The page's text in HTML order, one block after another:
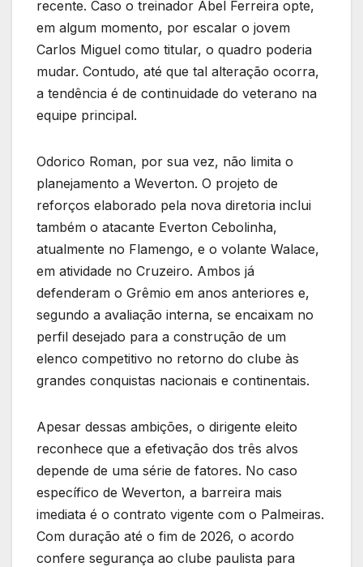
recente. Caso o treinador Abel Ferreira opte,
em algum momento, por escalar o jovem
Carlos Miguel como titular, o quadro poderia
mudar. Contudo, até que tal alteração ocorra,
a tendência é de continuidade do veterano na
equipe principal.
Odorico Roman, por sua vez, não limita o
planejamento a Weverton. O projeto de
reforços elaborado pela nova diretoria inclui
também o atacante Everton Cebolinha,
atualmente no Flamengo, e o volante Walace,
em atividade no Cruzeiro. Ambos já
defenderam o Grêmio em anos anteriores e,
segundo a avaliação interna, se encaixam no
perfil desejado para a construção de um
elenco competitivo no retorno do clube às
grandes conquistas nacionais e continentais.
Apesar dessas ambições, o dirigente eleito
reconhece que a efetivação dos três alvos
depende de uma série de fatores. No caso
específico de Weverton, a barreira mais
imediata é o contrato vigente com o Palmeiras.
Com duração até o fim de 2026, o acordo
confere segurança ao clube paulista para